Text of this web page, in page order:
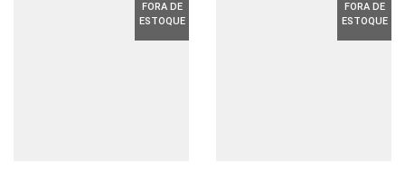
PÁGINA
DO
FORA DE
ESTOQUE
FORA DE
ESTOQUE